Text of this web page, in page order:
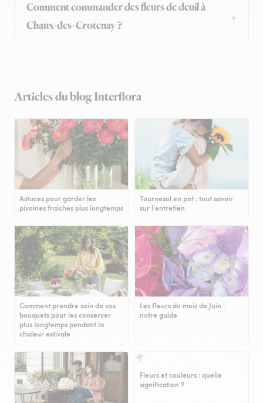
Comment commander des fleurs de deuil à
Chaux-des-Crotenay ?
Articles du blog Interflora
Astuces pour garder les
pivoines fraîches plus longtemps
Tournesol en pot : tout savoir
sur l'entretien
Comment prendre soin de vos
bouquets pour les conserver
plus longtemps pendant la
chaleur estivale
Les fleurs du mois de Juin :
notre guide
Fleurs et couleurs : quelle
signification ?